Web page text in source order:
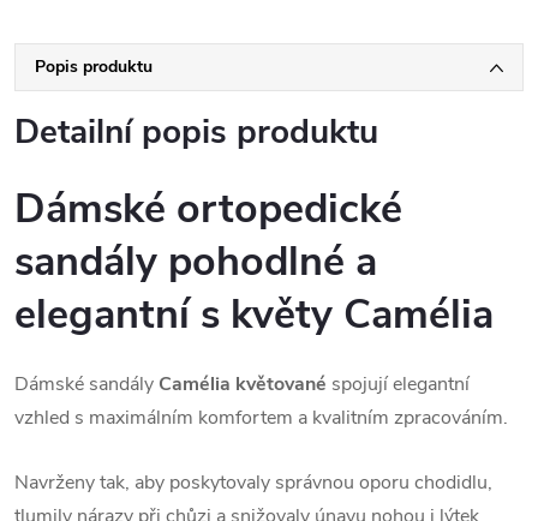
Popis produktu
Detailní popis produktu
Dámské ortopedické
sandály pohodlné a
elegantní s květy Camélia
Dámské sandály Camélia květované spojují elegantní
vzhled s maximálním komfortem a kvalitním zpracováním.
Navrženy tak, aby poskytovaly správnou oporu chodidlu,